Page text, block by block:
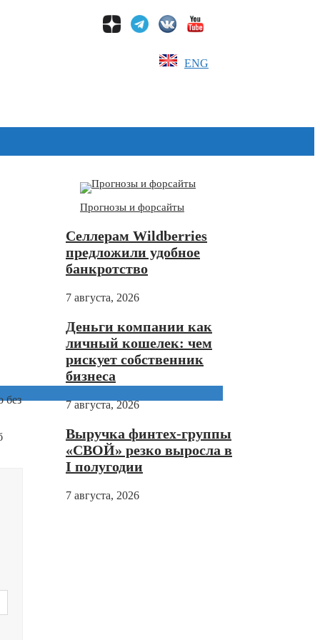
ENG
без
Прогнозы и форсайты
Селлерам Wildberries
предложили удобное
банкротство
7 августа, 2026
Деньги компании как
личный кошелек: чем
рискует собственник
бизнеса
7 августа, 2026
Выручка финтех-группы
«СВОЙ» резко выросла в
I полугодии
7 августа, 2026